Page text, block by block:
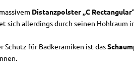
Distanzpolster „C
sich allerdings durch seinen Hohlraum
Schutz für Badkeramiken ist das